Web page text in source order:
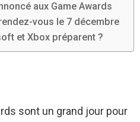
aux Game Awards
vous le 7 décembre
et Xbox préparent ?
sont un grand jour pour